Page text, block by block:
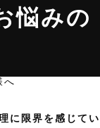
悩みの
へ
に限界を感じてい